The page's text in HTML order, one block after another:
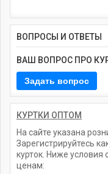
ВОПРОСЫ И ОТВЕТЫ
ВАШ ВОПРОС ПРО
КУРТКИ ОПТОМ
На сайте указана
Зарегистрируйтесь
курток. Ниже условия
ценам: